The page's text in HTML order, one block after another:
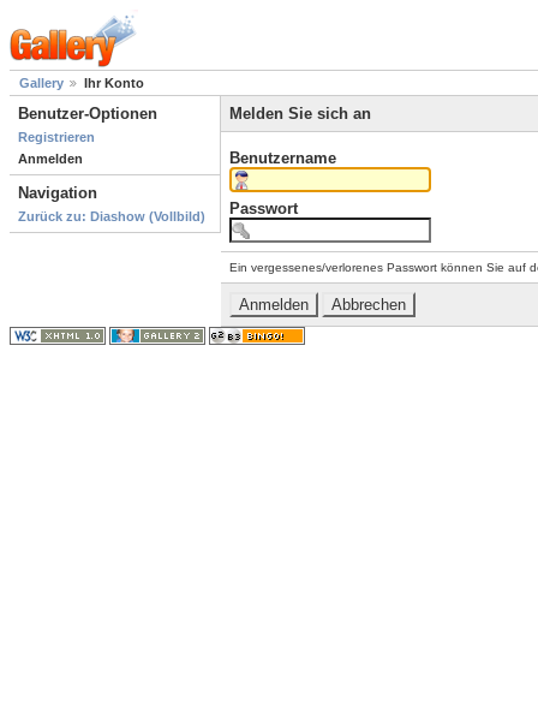
Gallery Ihr Konto
Benutzer-Optionen
Registrieren
Anmelden
Navigation
Zurück zu: Diashow (Vollbild)
Melden Sie sich an
Benutzername
Passwort
Ein vergessenes/verlorenes Passwort können Sie auf